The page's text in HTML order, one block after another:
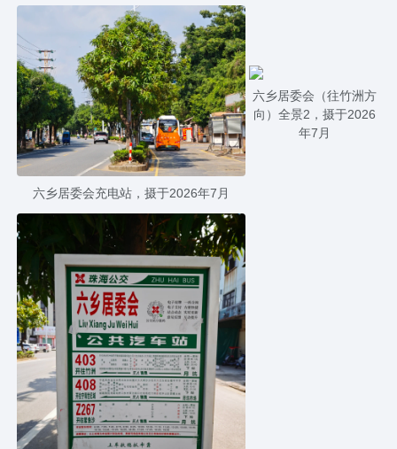
六乡居委会充电站，摄于2026年7月
六乡居委会（往竹洲方
向）全景2，摄于2026
年7月